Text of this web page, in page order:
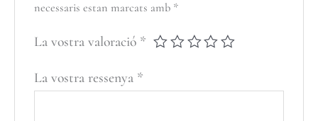
necessaris estan marcats amb *
La vostra valoració *
La vostra ressenya *